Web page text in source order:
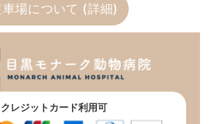
車場について (詳細)
クレジットカード利用可